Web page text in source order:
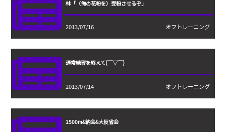
林「（俺の花粉を）受粉させるぞ」
2013/07/16 オフトレーニング
通常練習を終えて(￣▽￣)
2013/07/14 オフトレーニング
1500m&納会&大反省会